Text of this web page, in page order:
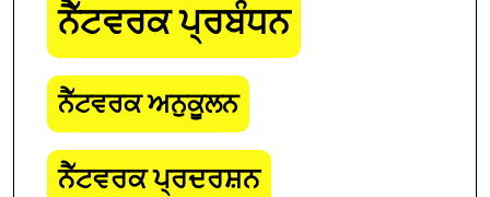
ਨੈੱਟਵਰਕ ਪ੍ਰਬੰਧਨ
ਨੈੱਟਵਰਕ ਅਨੁਕੂਲਨ
ਨੈੱਟਵਰਕ ਪ੍ਰਦਰਸ਼ਨ